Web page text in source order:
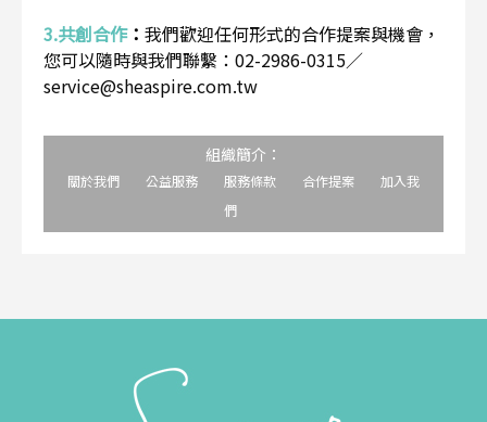
3.共創合作： 我們歡迎任何形式的合作提案與機會，
您可以隨時與我們聯繫：02-2986-0315／
service@sheaspire.com.tw
組織簡介：
關於我們 公益服務 服務條款 合作提案
加入我
們